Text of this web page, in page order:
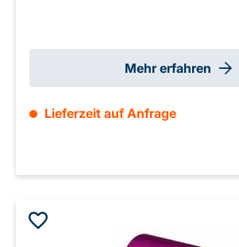
Mehr erfahren
Lieferzeit auf Anfrage